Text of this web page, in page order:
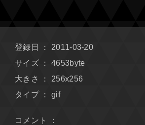
登録日 ： 2011-03-20
サイズ ： 4653byte
大きさ ： 256x256
タイプ ： gif
コメント ：